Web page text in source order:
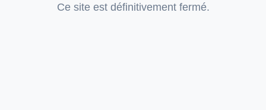
Ce site est définitivement fermé.